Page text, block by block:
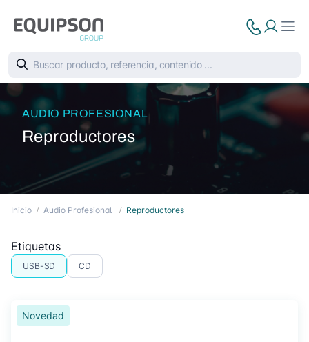
AUDIO PROFESIONAL
Reproductores
Inicio Audio Profesional Reproductores
Etiquetas
USB-SD CD
Novedad